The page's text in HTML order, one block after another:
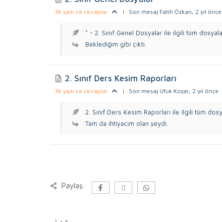
İlk yazı ve cevaplar | Son mesaj Fatih Özkan, 2 yıl önce
* - 2. Sınıf Genel Dosyalar ile ilgili tüm
Beklediğim gibi çıktı.
2. Sınıf Ders Kesim Raporları
İlk yazı ve cevaplar | Son mesaj Ufuk Koşar, 2 yıl önce
2. Sınıf Ders Kesim Raporları ile ilgili tüm
Tam da ihtiyacım olan şeydi.
Paylaş: